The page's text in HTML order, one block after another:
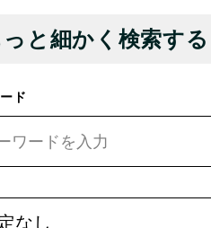
っと細かく検索する
ド